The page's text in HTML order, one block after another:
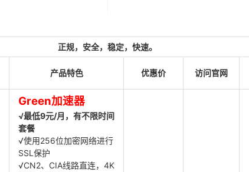
正规，安全，稳定，快速。
产品特色 优惠价 访问官网
Green加速器
√最低9元/月，有不限时间
套餐
√使用256位加密网络进行
SSL保护
√CN2、CIA线路直连，4K